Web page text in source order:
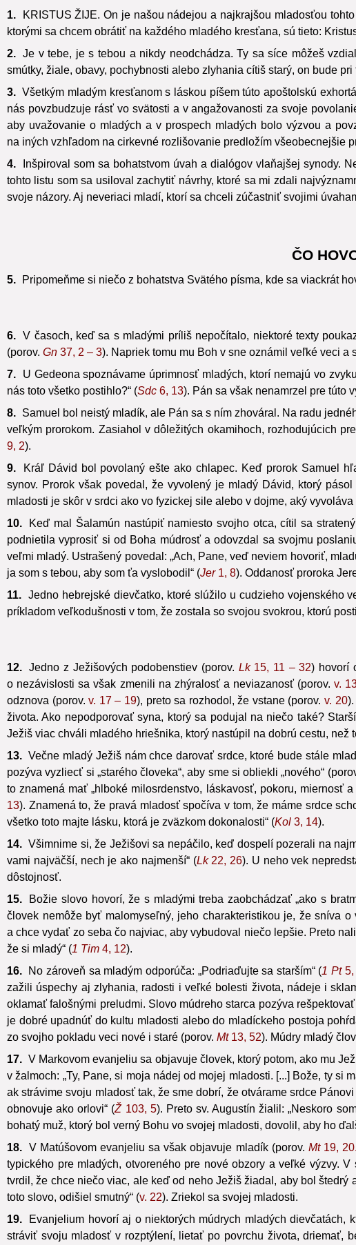
1.
KRISTUS ŽIJE. On je našou nádejou a najkrajšou mladosťou
ktorými sa chcem obrátiť na každého mladého kresťana, sú tieto:
2. Je v tebe, je s tebou a nikdy neodchádza. Ty sa síce môžeš
smútky, žiale, obavy, pochybnosti alebo zlyhania cítiš starý, on bude
3. Všetkým mladým kresťanom s láskou píšem túto apoštolskú
nás povzbudzuje rásť vo svätosti a v angažovanosti za svoje
aby uvažovanie o mladých a v prospech mladých bolo výzvou a
na iných vzhľadom na cirkevné rozlišovanie predložím všeobecnejšie
4.
Inšpiroval som sa bohatstvom úvah a dialógov vlaňajšej synody.
tohto listu som sa usiloval zachytiť návrhy, ktoré sa mi zdali
svoje názory. Aj neveriaci mladí, ktorí sa chceli zúčastniť svojimi
ČO
5. Pripomeňme si niečo z bohatstva Svätého písma, kde sa viackrát
6. V časoch, keď sa s mladými príliš nepočítalo, niektoré texty
(porov. Gn 37, 2 – 3). Napriek tomu mu Boh v sne oznámil veľké veci
7.
U Gedeona spoznávame úprimnosť mladých, ktorí nemajú vo
nás toto všetko postihlo?“ (Sdc 6, 13). Pán sa však nenamrzel pre túto
8. Samuel bol neistý mladík, ale Pán sa s ním zhováral. Na radu
veľkým prorokom. Zasiahol v dôležitých okamihoch, rozhodujúcich
9, 2).
9.
Kráľ Dávid bol povolaný ešte ako chlapec. Keď prorok Samuel
synov. Prorok však povedal, že vyvolený je mladý Dávid, ktorý pásol
mladosti je skôr v srdci ako vo fyzickej sile alebo v dojme, aký vyvoláva
10.
Keď mal Šalamún nastúpiť namiesto svojho otca, cítil sa
podnietila vyprosiť si od Boha múdrosť a odovzdal sa svojmu
veľmi mladý. Ustrašený povedal: „Ach, Pane, veď neviem hovoriť,
ja som s tebou, aby som ťa vyslobodil“ (Jer1, 8). Oddanosť proroka
11. Jedno hebrejské dievčatko, ktoré slúžilo u cudzieho vojenského
príkladom veľkodušnosti v tom, že zostala so svojou svokrou, ktorú
12. Jedno z Ježišových podobenstiev (porov. Lk15, 11 – 32) hovorí
o nezávislosti sa však zmenili na zhýralosť a neviazanosť (porov.v.
odznova (porov.v. 17 – 19), preto sa rozhodol, že vstane (porov.v. 20
života. Ako nepodporovať syna, ktorý sa podujal na niečo také?
Ježiš viac chváli mladého hriešnika, ktorý nastúpil na dobrú cestu,
13. Večne mladý Ježiš nám chce darovať srdce, ktoré bude stále
pozýva vyzliecť si „starého človeka“, aby sme si obliekli „nového“
to znamená mať „hlboké milosrdenstvo, láskavosť, pokoru, miernosť
13). Znamená to, že pravá mladosť spočíva v tom, že máme srdce
všetko toto majte lásku, ktorá je zväzkom dokonalosti“ (Kol 3, 14).
14. Všimnime si, že Ježišovi sa nepáčilo, keď dospelí pozerali na
vami najväčší, nech je ako najmenší“ (Lk22, 26). U neho vek
dôstojnosť.
15.
Božie slovo hovorí, že s mladými treba zaobchádzať „ako s
človek nemôže byť malomyseľný, jeho charakteristikou je, že sníva
a chce vydať zo seba čo najviac, aby vybudoval niečo lepšie. Preto
že si mladý“ (1 Tim 4, 12).
16.
No zároveň sa mladým odporúča: „Podriaďujte sa starším“ (1 Pt5,
zažili úspechy aj zlyhania, radosti i veľké bolesti života, nádeje i
oklamať falošnými preludmi. Slovo múdreho starca pozýva
je dobré upadnúť do kultu mladosti alebo do mladíckeho postoja
zo svojho pokladu veci nové i staré (porov. Mt13, 52). Múdry mladý
17. V Markovom evanjeliu sa objavuje človek, ktorý potom, ako mu
v žalmoch: „Ty, Pane, si moja nádej od mojej mladosti. [...] Bože, ty
ak strávime svoju mladosť tak, že sme dobrí, že otvárame srdce
obnovuje ako orlovi“ (Ž103, 5). Preto sv. Augustín žialil: „Neskoro
bohatý muž, ktorý bol verný Bohu vo svojej mladosti, dovolil, aby ho
18. V Matúšovom evanjeliu sa však objavuje mladík (porov. Mt19,
typického pre mladých, otvoreného pre nové obzory a veľké výzvy.
tvrdil, že chce niečo viac, ale keď od neho Ježiš žiadal, aby bol
toto slovo, odišiel smutný“ (v. 22). Zriekol sa svojej mladosti.
19.
Evanjelium hovorí aj o niektorých múdrych mladých
stráviť svoju mladosť v rozptýlení, lietať po povrchu života, driemať,